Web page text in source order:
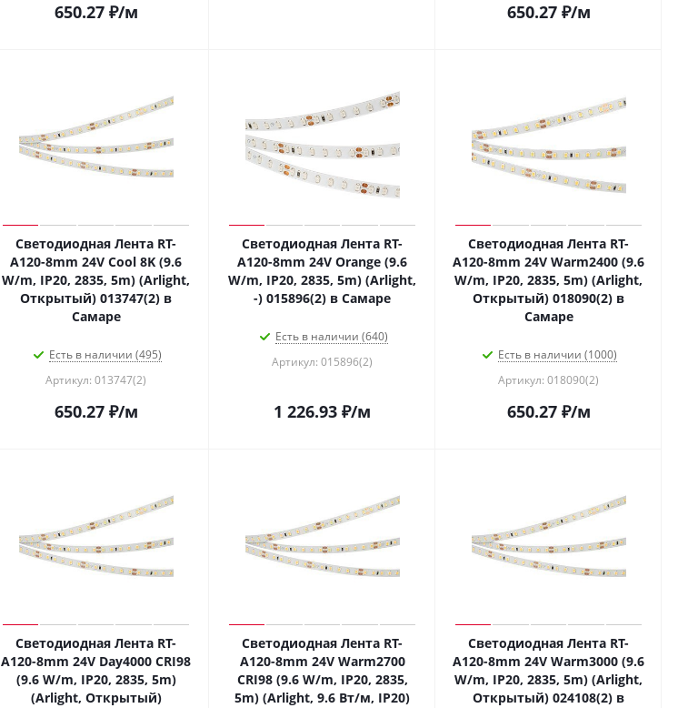
650.27₽/м 650.27₽/м
Светодиодная Лента RT-
A120-8mm 24V Cool 8K (9.6
W/m, IP20, 2835, 5m) (Arlight,
Открытый) 013747(2) в
Самаре
Есть в наличии (495)
Артикул: 013747(2)
650.27₽/м
Светодиодная Лента RT-
A120-8mm 24V Orange (9.6
W/m, IP20, 2835, 5m) (Arlight,
-) 015896(2) в Самаре
Есть в наличии (640)
Артикул: 015896(2)
1 226.93 ₽/м
Светодиодная Лента RT-
A120-8mm 24V Warm2400 (9.6
W/m, IP20, 2835, 5m) (Arlight,
Открытый) 018090(2) в
Самаре
Есть в наличии (1000)
Артикул: 018090(2)
650.27₽/м
Светодиодная Лента RT-
A120-8mm 24V Day4000 CRI98
(9.6 W/m, IP20, 2835, 5m)
(Arlight, Открытый)
Светодиодная Лента RT-
A120-8mm 24V Warm2700
CRI98 (9.6 W/m, IP20, 2835,
5m) (Arlight, 9.6 Вт/м, IP20)
Светодиодная Лента RT-
A120-8mm 24V Warm3000 (9.6
W/m, IP20, 2835, 5m) (Arlight,
Открытый) 024108(2) в